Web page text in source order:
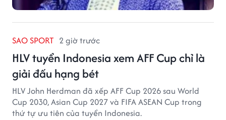
SAO SPORT 2 giờ trước
HLV tuyển Indonesia xem AFF Cup chỉ là
giải đấu hạng bét
HLV John Herdman đã xếp AFF Cup 2026 sau World
Cup 2030, Asian Cup 2027 và FIFA ASEAN Cup trong
thứ tự ưu tiên của tuyển Indonesia.